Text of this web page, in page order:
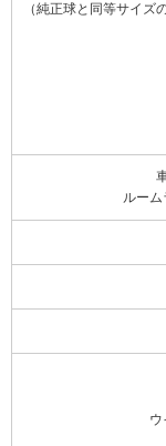
（純正球と同等サイズ
ルーム
ウ